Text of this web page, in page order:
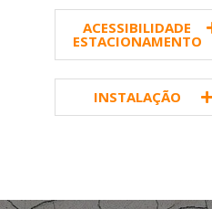
ACESSIBILIDADE
ESTACIONAMENTO
INSTALAÇÃO